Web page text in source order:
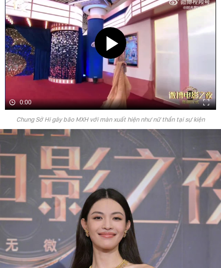
0:00
Chung Sở Hi gây bão MXH với màn xuất hiện như nữ thần tại sự kiện